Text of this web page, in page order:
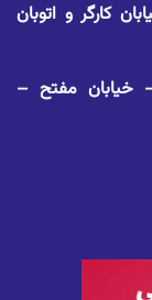
کارگر و اتوبان
خیابان مفتح –